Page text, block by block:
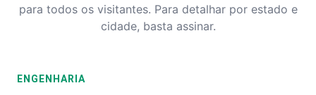
para todos os visitantes. Para detalhar por estado e
cidade, basta assinar.
ENGENHARIA